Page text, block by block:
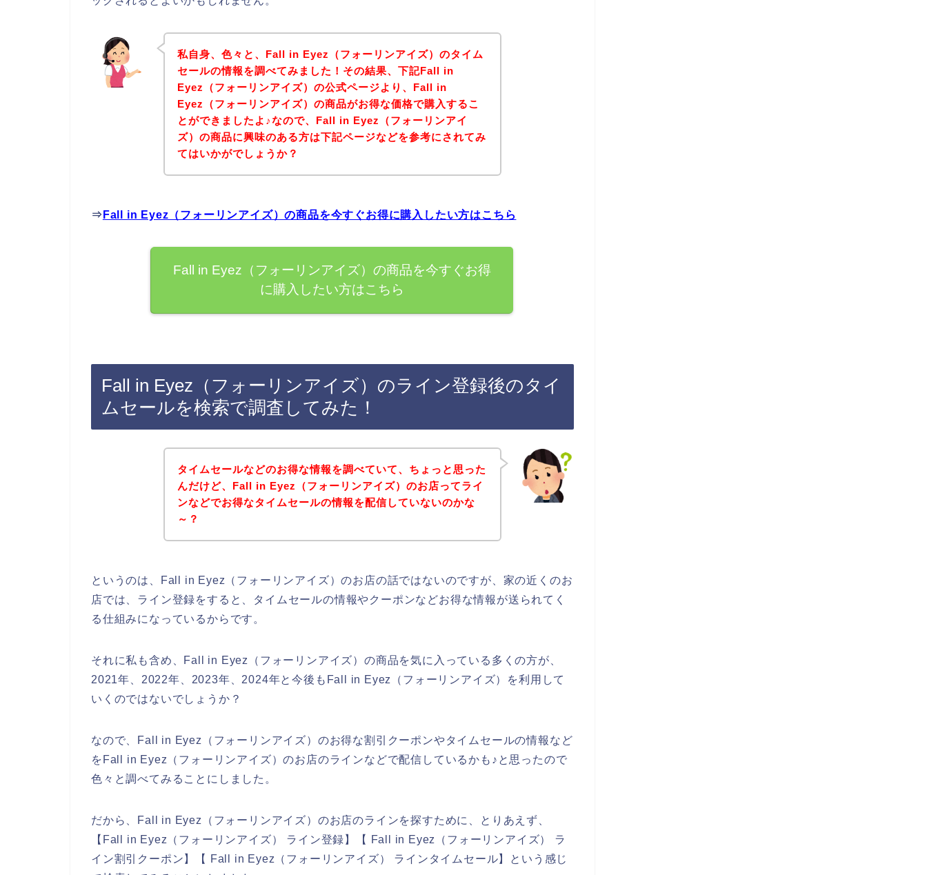
私自身、色々と、Fall in Eyez（フォーリンアイズ）のタイム
セールの情報を調べてみました！その結果、下記Fall in
Eyez（フォーリンアイズ）の公式ページより、Fall in
Eyez（フォーリンアイズ）の商品がお得な価格で購入するこ
とができましたよ♪なので、Fall in Eyez（フォーリンアイ
ズ）の商品に興味のある方は下記ページなどを参考にされてみ
てはいかがでしょうか？
⇒ Fall in Eyez（フォーリンアイズ）の商品を今すぐお得に購入したい方はこちら
Fall in Eyez（フォーリンアイズ）の商品を今すぐお得
に購入したい方はこちら
Fall in Eyez（フォーリンアイズ）のライン登録後のタイ
ムセールを検索で調査してみた！
タイムセールなどのお得な情報を調べていて、ちょっと思った
んだけど、Fall in Eyez（フォーリンアイズ）のお店ってライ
ンなどでお得なタイムセールの情報を配信していないのかな
～？
というのは、Fall in Eyez（フォーリンアイズ）のお店の話ではないのですが、家の近くのお
店では、ライン登録をすると、タイムセールの情報やクーポンなどお得な情報が送られてく
る仕組みになっているからです。
それに私も含め、Fall in Eyez（フォーリンアイズ）の商品を気に入っている多くの方が、
2021年、2022年、2023年、2024年と今後もFall in Eyez（フォーリンアイズ）を利用して
いくのではないでしょうか？
なので、Fall in Eyez（フォーリンアイズ）のお得な割引クーポンやタイムセールの情報など
をFall in Eyez（フォーリンアイズ）のお店のラインなどで配信しているかも♪と思ったので
色々と調べてみることにしました。
だから、Fall in Eyez（フォーリンアイズ）のお店のラインを探すために、とりあえず、
【Fall in Eyez（フォーリンアイズ） ライン登録】【 Fall in Eyez（フォーリンアイズ） ラ
イン割引クーポン】【 Fall in Eyez（フォーリンアイズ） ラインタイムセール】という感じ